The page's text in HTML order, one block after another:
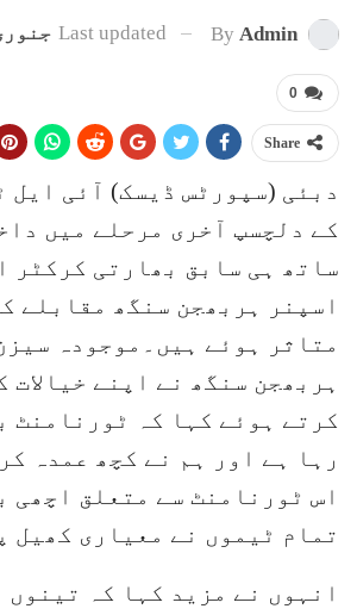
By Admin
Last updated جنوری 28,
0
Share
کے دلچسپ آخری مرحلے میں
ساتھ ہی سابق بھارتی کرکٹر
اسپنر ہربھجن سنگھ مقابلے
متاثر ہوئے ہیں۔موجودہ
ہربھجن سنگھ نے اپنے خیالات
کرتے ہوئے کہا کہ ٹورنامنٹ
رہا ہے اور ہم نے کچھ عمدہ
اس ٹورنامنٹ سے متعلق اچھی
تمام ٹیموں نے معیاری کھیل
انہوں نے مزید کہا کہ تینوں